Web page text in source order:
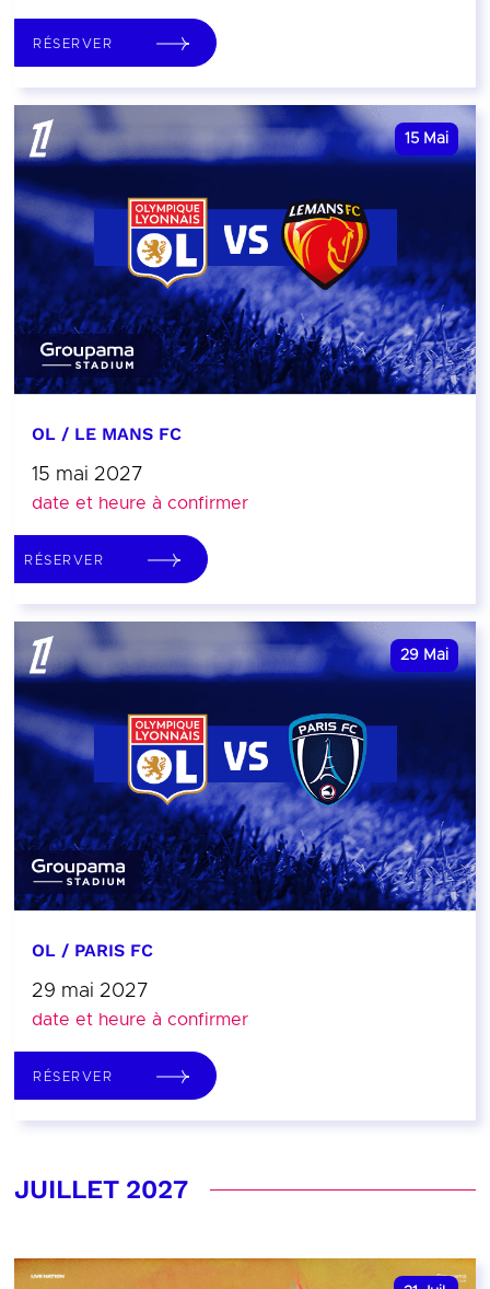
RÉSERVER
15 Mai
OL / LE MANS FC
15 mai 2027
date et heure à confirmer
RÉSERVER
29 Mai
OL / PARIS FC
29 mai 2027
date et heure à confirmer
RÉSERVER
JUILLET 2027